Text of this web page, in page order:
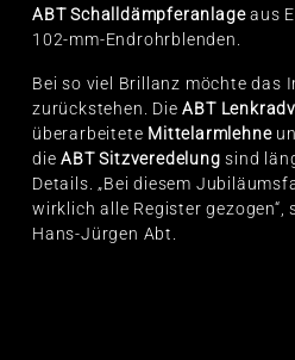
ABT Schalldämpferanlageaus
102-mm-Endrohrblenden.
Bei so viel Brillanz möchte das
zurückstehen. DieABT
überarbeitete Mittelarmlehne
dieABT Sitzveredelung sind
Details. „Bei diesem
wirklich alle Register
Hans-Jürgen Abt.